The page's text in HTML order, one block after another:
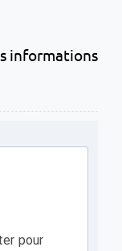
informations
pour